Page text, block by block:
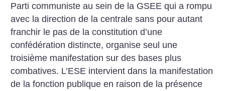
Parti communiste au sein de la GSEE qui a rompu
avec la direction de la centrale sans pour autant
franchir le pas de la constitution d’une
confédération distincte, organise seul une
troisième manifestation sur des bases plus
combatives. L’ESE intervient dans la manifestation
de la fonction publique en raison de la présence